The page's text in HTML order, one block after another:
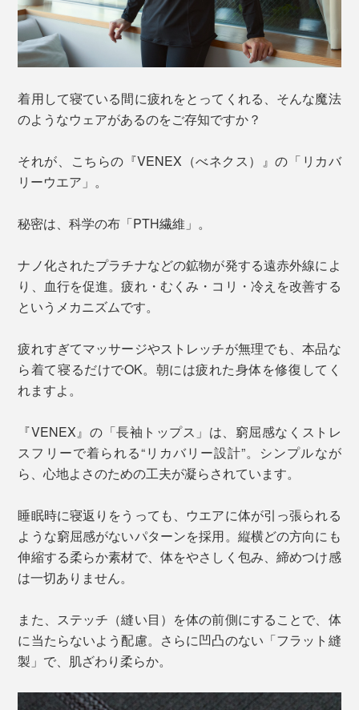
着用して寝ている間に疲れをとってくれる、そんな魔法
のようなウェアがあるのをご存知ですか？
それが、こちらの『VENEX（べネクス）』の「リカバ
リーウエア」。
秘密は、科学の布「PTH繊維」。
ナノ化されたプラチナなどの鉱物が発する遠赤外線によ
り、血行を促進。疲れ・むくみ・コリ・冷えを改善する
というメカニズムです。
疲れすぎてマッサージやストレッチが無理でも、本品な
ら着て寝るだけでOK。朝には疲れた身体を修復してく
れますよ。
『VENEX』の「長袖トップス」は、窮屈感なくストレ
スフリーで着られる“リカバリー設計”。シンプルなが
ら、心地よさのための工夫が凝らされています。
睡眠時に寝返りをうっても、ウエアに体が引っ張られる
ような窮屈感がないパターンを採用。縦横どの方向にも
伸縮する柔らか素材で、体をやさしく包み、締めつけ感
は一切ありません。
また、ステッチ（縫い目）を体の前側にすることで、体
に当たらないよう配慮。さらに凹凸のない「フラット縫
製」で、肌ざわり柔らか。